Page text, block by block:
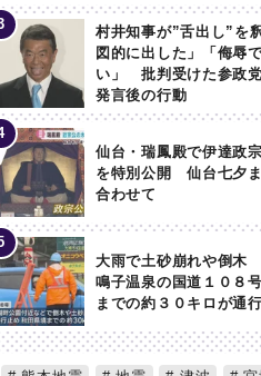
村井知事が”舌出し”を
図的に出した」「侮辱
い」 批判受けた参政
発言後の行動
仙台・瑞鳳殿で伊達政
を特別公開 仙台七夕
合わせて
大雨で土砂崩れや倒木
鳴子温泉の国道１０８
までの約３０キロが通